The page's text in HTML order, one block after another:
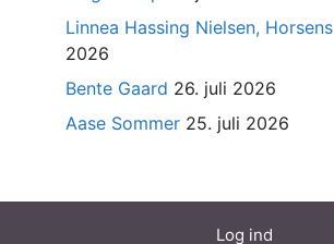
Linnea Hassing Nielsen, Horsens
2026
Bente Gaard 26. juli 2026
Aase Sommer 25. juli 2026
Log ind